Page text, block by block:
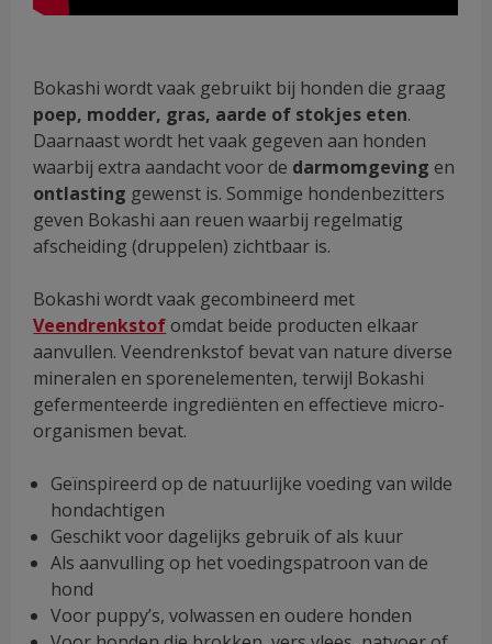
Bokashi wordt vaak gebruikt bij honden die graag
poep, modder, gras, aarde of stokjes eten.
Daarnaast wordt het vaak gegeven aan honden
waarbij extra aandacht voor de darmomgeving en
ontlasting gewenst is. Sommige hondenbezitters
geven Bokashi aan reuen waarbij regelmatig
afscheiding (druppelen) zichtbaar is.
Bokashi wordt vaak gecombineerd met
Veendrenkstofomdat beide producten elkaar
aanvullen. Veendrenkstof bevat van nature diverse
mineralen en sporenelementen, terwijl Bokashi
gefermenteerde ingrediënten en effectieve micro-
organismen bevat.
Geïnspireerd op de natuurlijke voeding van wilde
hondachtigen
Geschikt voor dagelijks gebruik of als kuur
Als aanvulling op het voedingspatroon van de
hond
Voor puppy’s, volwassen en oudere honden